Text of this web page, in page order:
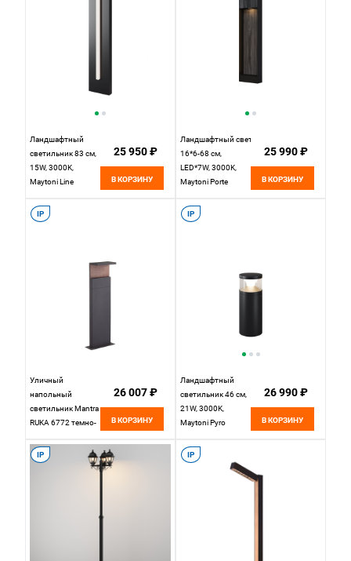
Ландшафтный
светильник 83 см,
15W, 3000K,
Maytoni Line
черный
25 950 ₽
В КОРЗИНУ
Ландшафтный светильник
16*6-68 см,
LED*7W, 3000K,
Maytoni Porte
Черное дерево
25 990 ₽
В КОРЗИНУ
IP
Уличный
напольный
светильник Mantra
RUKA 6772 темно-
26 007 ₽
В КОРЗИНУ
IP
Ландшафтный
светильник 46 см,
21W, 3000K,
Maytoni Pyro
черный
26 990 ₽
В КОРЗИНУ
IP IP